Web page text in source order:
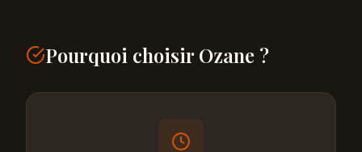
Pourquoi choisir Ozane ?